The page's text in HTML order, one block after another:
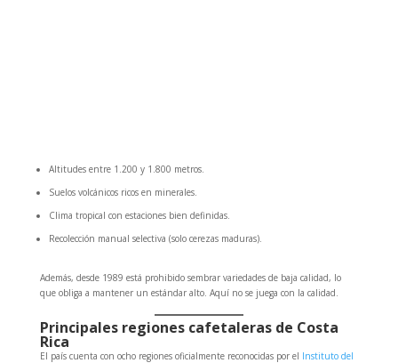
Altitudes entre 1.200 y 1.800 metros.
Suelos volcánicos ricos en minerales.
Clima tropical con estaciones bien definidas.
Recolección manual selectiva (solo cerezas maduras).
Además, desde 1989 está prohibido sembrar variedades de baja calidad, lo
que obliga a mantener un estándar alto. Aquí no se juega con la calidad.
Principales regiones cafetaleras de Costa
Rica
El país cuenta con ocho regiones oficialmente reconocidas por el Instituto del